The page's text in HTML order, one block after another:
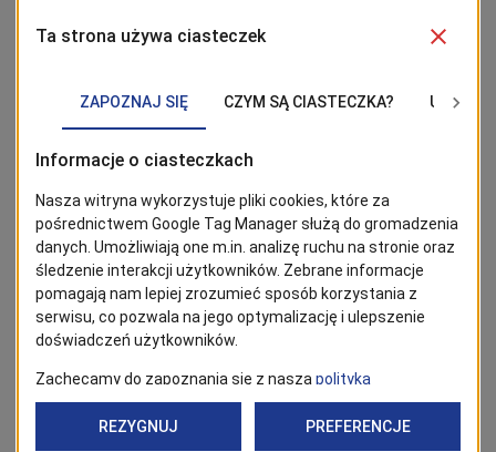
przejazdy w rejonie skrzyżowania z ul. Hożą,
wyremontowany zostanie zjazd przy
zostanie nawierzchnia gruntu przy
zostanie skarpa geosyntetykami, wykonane zostaną
murki z elementów prefabrykowanych, przebudowana
zostanie sygnalizacja świetlna na skrzyżowaniu ul.
Hożej i Bogumińskiej, wykonanie zostaną nasadzenia.
Ponadto na skrzyżowaniu ul. Obotryckiej i Jana z
Czarnolasu zrealizowane zostaną prace polegające na
przesunięciu istniejących i usytuowaniu nowych
sygnalizatorów dla rowerzystów.
II Etap realizacyjnyobejmuje budowę drogi
rowerowej, chodnika, ciągu pieszo-rowerowego w